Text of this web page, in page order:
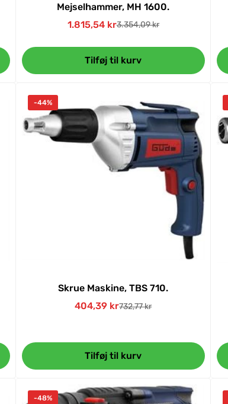
Mejselhammer, MH 1600.
Udsalgspris
1.815,54 krNormal
3.354,09 kr
Tilføj til kurv
-44%
Skrue Maskine, TBS 710.
Udsalgspris
404,39 krNormal
732,77 kr
Tilføj til kurv
-48%